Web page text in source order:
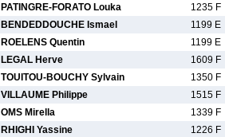
PATINGRE-FORATO Louka
1235 F
BENDEDDOUCHE Ismael
1199 E
ROELENS Quentin
1199 E
LEGAL Herve
1609 F
TOUITOU-BOUCHY Sylvain
1350 F
VILLAUME Philippe
1515 F
OMS Mirella
1339 F
RHIGHI Yassine
1226 F